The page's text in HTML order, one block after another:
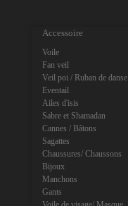
Accessoire
Voile
Fan veil
Veil poi / Ruban de danse
Eventail
Ailes d'isis
Sabre et Shamadan
Cannes / Bâtons
Sagattes
Chaussures/ Chaussons
Bijoux
Manchons
Gants